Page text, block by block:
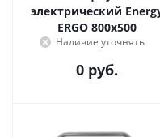
электрический
ERGO 800x500
Наличие уточнять
0 руб.